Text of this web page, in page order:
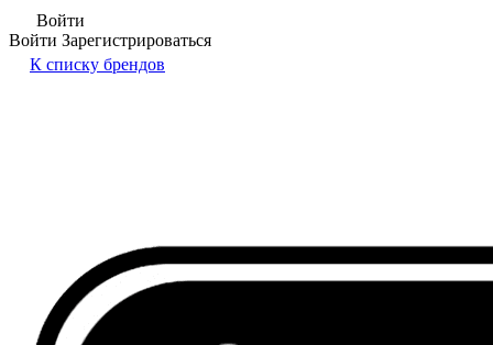
Войти
Войти Зарегистрироваться
К списку брендов